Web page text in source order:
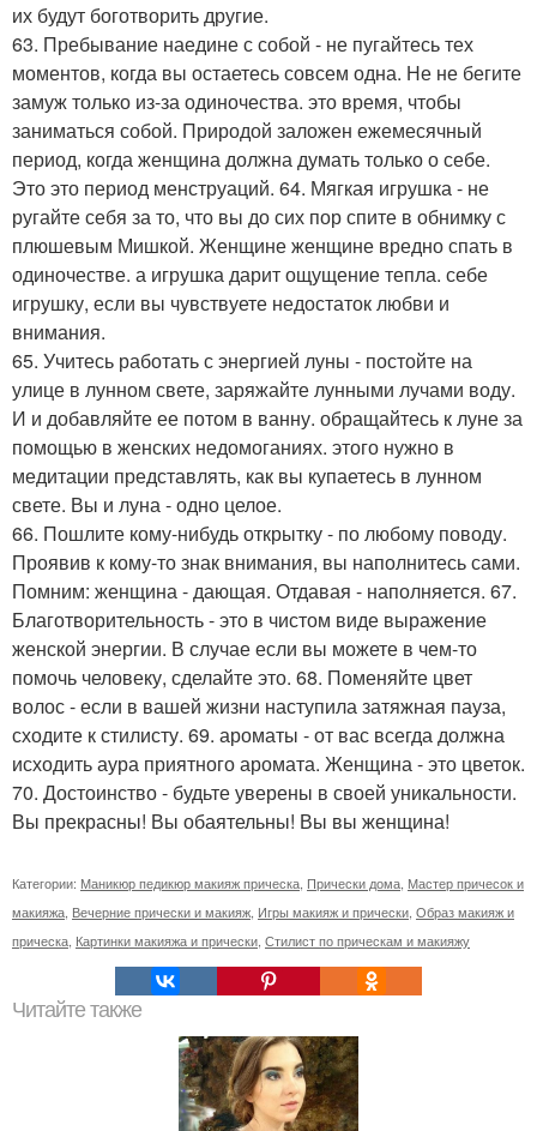
их будут боготворить другие.
63. Пребывание наедине с собой - не пугайтесь тех
моментов, когда вы остаетесь совсем одна. Не не бегите
замуж только из-за одиночества. это время, чтобы
заниматься собой. Природой заложен ежемесячный
период, когда женщина должна думать только о себе.
Это это период менструаций. 64. Мягкая игрушка - не
ругайте себя за то, что вы до сих пор спите в обнимку с
плюшевым Мишкой. Женщине женщине вредно спать в
одиночестве. а игрушка дарит ощущение тепла. себе
игрушку, если вы чувствуете недостаток любви и
внимания.
65. Учитесь работать с энергией луны - постойте на
улице в лунном свете, заряжайте лунными лучами воду.
И и добавляйте ее потом в ванну. обращайтесь к луне за
помощью в женских недомоганиях. этого нужно в
медитации представлять, как вы купаетесь в лунном
свете. Вы и луна - одно целое.
66. Пошлите кому-нибудь открытку - по любому поводу.
Проявив к кому-то знак внимания, вы наполнитесь сами.
Помним: женщина - дающая. Отдавая - наполняется. 67.
Благотворительность - это в чистом виде выражение
женской энергии. В случае если вы можете в чем-то
помочь человеку, сделайте это. 68. Поменяйте цвет
волос - если в вашей жизни наступила затяжная пауза,
сходите к стилисту. 69. ароматы - от вас всегда должна
исходить аура приятного аромата. Женщина - это цветок.
70. Достоинство - будьте уверены в своей уникальности.
Вы прекрасны! Вы обаятельны! Вы вы женщина!
Категории: Маникюр педикюр макияж прическа, Прически дома, Мастер причесок и
макияжа, Вечерние прически и макияж, Игры макияж и прически, Образ макияж и
прическа, Картинки макияжа и прически, Стилист по прическам и макияжу
Читайте также